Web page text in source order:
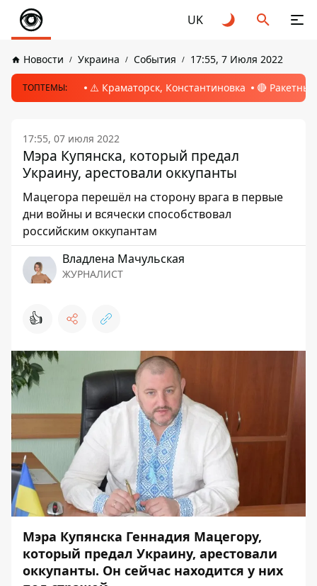
UK
Новости Украина События 17:55, 7 Июля 2022
ТОПТЕМЫ: ⚠️ Краматорск, Константиновка 🔴
17:55, 07 июля 2022
Мэра Купянска, который предал
Украину, арестовали оккупанты
Мацегора перешёл на сторону врага в первые
дни войны и всячески способствовал
российским оккупантам
Владлена Мачульская
ЖУРНАЛИСТ
👍
Мэра Купянска Геннадия Мацегору,
который предал Украину, арестовали
оккупанты. Он сейчас находится у них